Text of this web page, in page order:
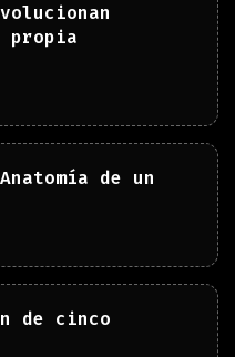
propia
de un
de cinco